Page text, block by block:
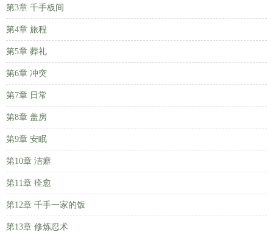
第3章 千手板间
第4章 旅程
第5章 葬礼
第6章 冲突
第7章 日常
第8章 盖房
第9章 安眠
第10章 洁癖
第11章 痊愈
第12章 千手一家的饭
第13章 修炼忍术